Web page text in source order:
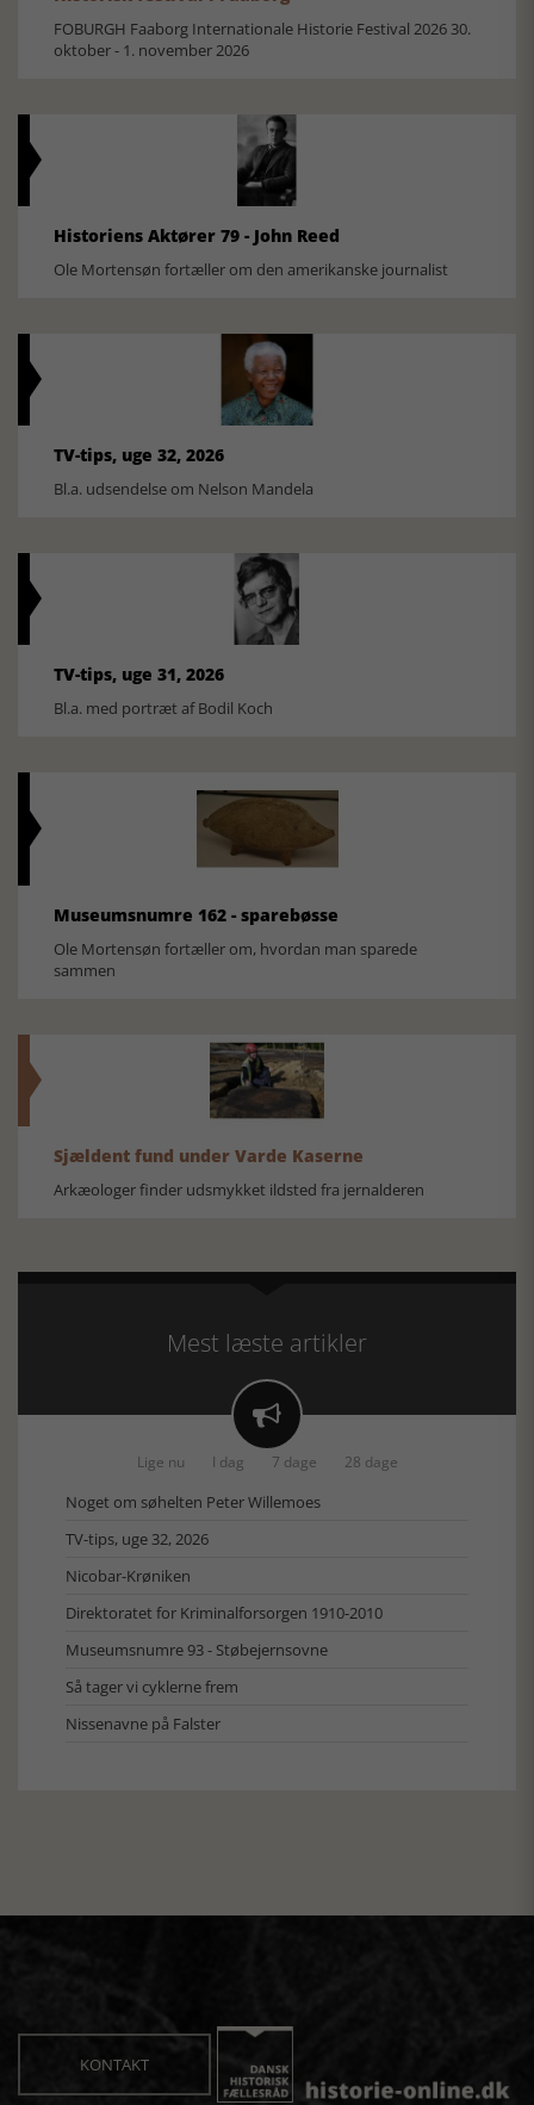
FOBURGH Faaborg Internationale Historie Festival 2026 30.
oktober - 1. november 2026
Historiens Aktører 79 - John Reed
Ole Mortensøn fortæller om den amerikanske journalist
TV-tips, uge 32, 2026
Bl.a. udsendelse om Nelson Mandela
TV-tips, uge 31, 2026
Bl.a. med portræt af Bodil Koch
Museumsnumre 162 - sparebøsse
Ole Mortensøn fortæller om, hvordan man sparede
sammen
Sjældent fund under Varde Kaserne
Arkæologer finder udsmykket ildsted fra jernalderen
Mest læste artikler

Lige nu I dag 7 dage 28 dage
Noget om søhelten Peter Willemoes
TV-tips, uge 32, 2026
Nicobar-Krøniken
Direktoratet for Kriminalforsorgen 1910-2010
Museumsnumre 93 - Støbejernsovne
Så tager vi cyklerne frem
Nissenavne på Falster
KONTAKT